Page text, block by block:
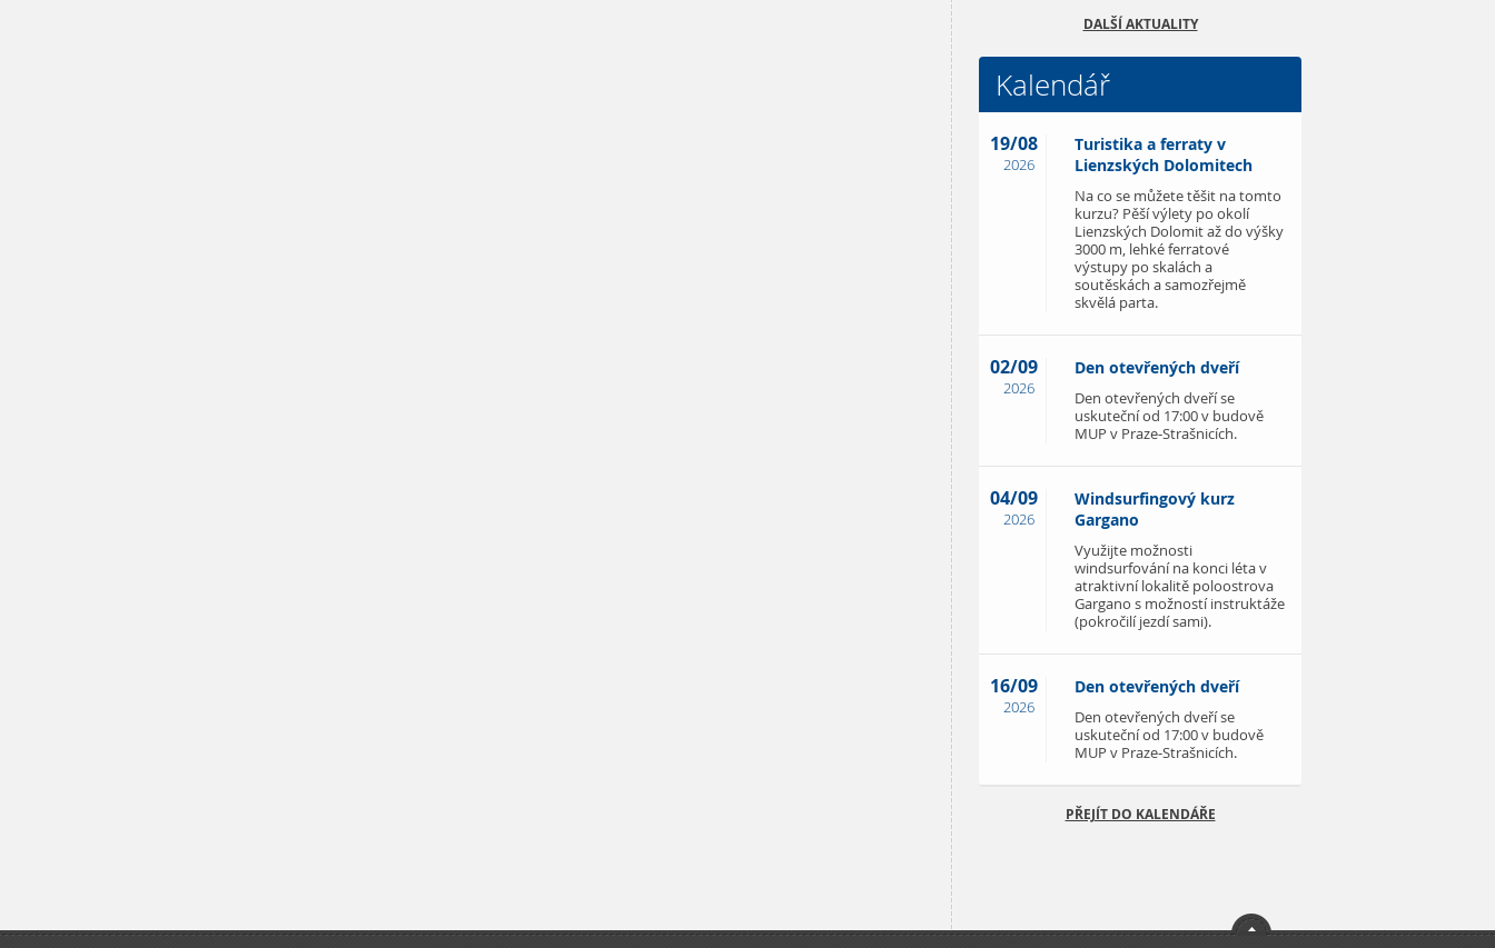
DALŠÍ AKTUALITY
Kalendář
19/08
2026
Turistika a ferraty v
Lienzských Dolomitech
Na co se můžete těšit na tomto
kurzu? Pěší výlety po okolí
Lienzských Dolomit až do výšky
3000 m, lehké ferratové
výstupy po skalách a
soutěskách a samozřejmě
skvělá parta.
02/09
2026
Den otevřených dveří
Den otevřených dveří se
uskuteční od 17:00 v budově
MUP v Praze-Strašnicích.
04/09
2026
Windsurfingový kurz
Gargano
Využijte možnosti
windsurfování na konci léta v
atraktivní lokalitě poloostrova
Gargano s možností instruktáže
(pokročilí jezdí sami).
16/09
2026
Den otevřených dveří
Den otevřených dveří se
uskuteční od 17:00 v budově
MUP v Praze-Strašnicích.
PŘEJÍT DO KALENDÁŘE